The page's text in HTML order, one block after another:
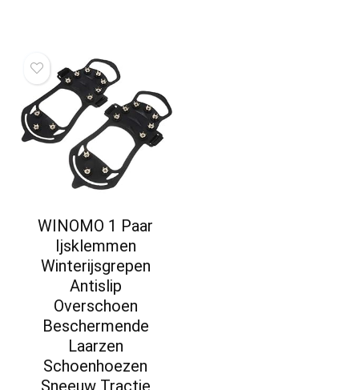
WINOMO 1 Paar
Ijsklemmen
Winterijsgrepen
Antislip
Overschoen
Beschermende
Laarzen
Schoenhoezen
Sneeuw Tractie